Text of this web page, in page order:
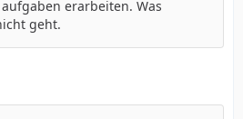
erarbeiten. Was
geht.